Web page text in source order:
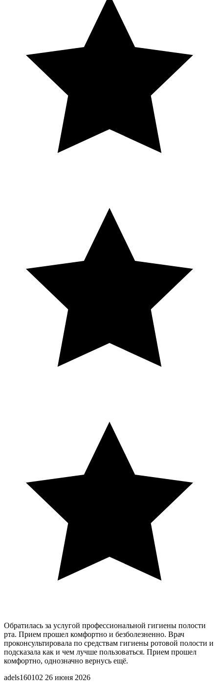
Обратилась за услугой профессиональной гигиены полости
рта. Прием прошел комфортно и безболезненно. Врач
проконсультировала по средствам гигиены ротовой полости и
подсказала как и чем лучше пользоваться. Прием прошел
комфортно, однозначно вернусь ещё.
adels160102 26 июня 2026